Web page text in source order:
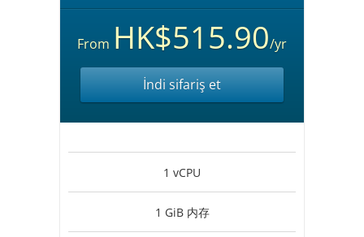
From HK$515.90/yr
İndi sifariş et
1 vCPU
1 GiB 内存